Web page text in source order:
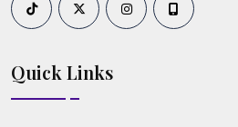
Quick Links